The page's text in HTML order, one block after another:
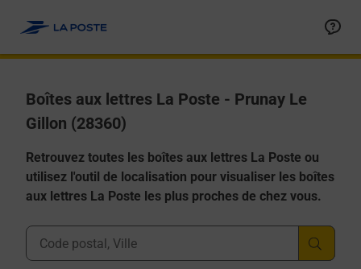
Boîtes aux lettres La Poste - Prunay Le
Gillon (28360)
Retrouvez toutes les boîtes aux lettres La Poste ou
utilisez l'outil de localisation pour visualiser les boîtes
aux lettres La Poste les plus proches de chez vous.
Ville, Département, Code Postal